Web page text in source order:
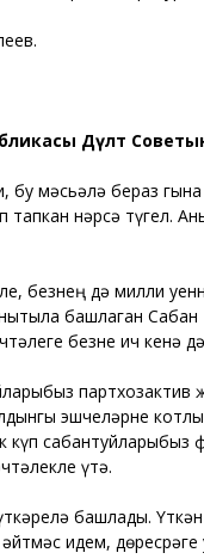
Дәүләт
бу мәсьәлә бераз
тапкан нәрсә түгел.
безнең дә милли
башлаган
безне һич кенә
эшчеләрне
күп
үтә.
башлады.
идем,